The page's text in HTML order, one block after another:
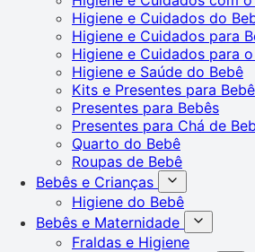
Higiene e Cuidados do
Higiene e Cuidados para
Higiene e Cuidados para
Higiene e Saúde do Bebê
Kits e Presentes para
Presentes para Bebês
Presentes para Chá de
Quarto do Bebê
Roupas de Bebê
Bebês e Crianças
Higiene do Bebê
Bebês e Maternidade
Fraldas e Higiene